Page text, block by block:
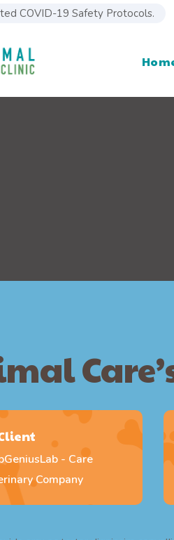
COVID-19 Safety Protocols.
- Care
Company